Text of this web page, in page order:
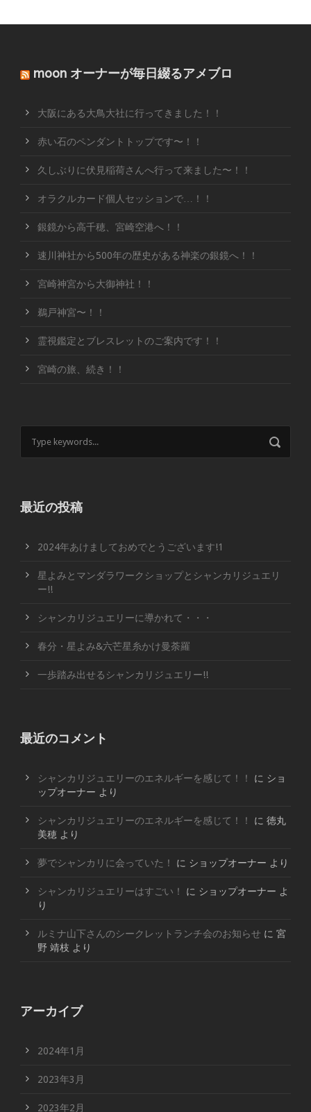
moon オーナーが毎日綴るアメブロ
大阪にある大鳥大社に行ってきました！！
赤い石のペンダントトップです〜！！
久しぶりに伏見稲荷さんへ行って来ました〜！！
オラクルカード個人セッションで…！！
銀鏡から高千穂、宮崎空港へ！！
速川神社から500年の歴史がある神楽の銀鏡へ！！
宮崎神宮から大御神社！！
鵜戸神宮〜！！
霊視鑑定とブレスレットのご案内です！！
宮崎の旅、続き！！
最近の投稿
2024年あけましておめでとうございます!1
星よみとマンダラワークショップとシャンカリジュエリ
ー!!
シャンカリジュエリーに導かれて・・・
春分・星よみ&六芒星糸かけ曼荼羅
一歩踏み出せるシャンカリジュエリー!!
最近のコメント
シャンカリジュエリーのエネルギーを感じて！！ に ショ
ップオーナー より
シャンカリジュエリーのエネルギーを感じて！！ に 徳丸
美穂 より
夢でシャンカリに会っていた！ に ショップオーナー より
シャンカリジュエリーはすごい！ に ショップオーナー よ
り
ルミナ山下さんのシークレットランチ会のお知らせ に 宮
野 靖枝 より
アーカイブ
2024年1月
2023年3月
2023年2月